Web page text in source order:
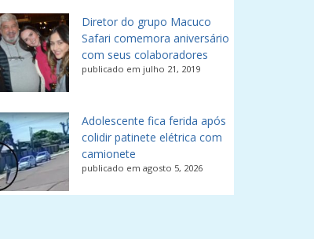
Diretor do grupo Macuco
Safari comemora aniversário
com seus colaboradores
publicado em julho 21, 2019
Adolescente fica ferida após
colidir patinete elétrica com
camionete
publicado em agosto 5, 2026